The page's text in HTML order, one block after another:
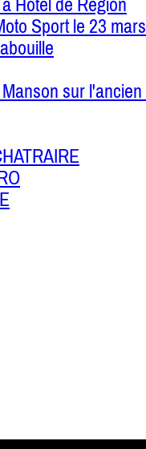
Hôtel de Région
Sport le 23 mars
sur